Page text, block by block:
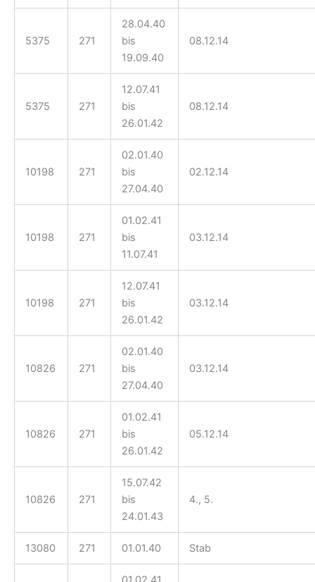
5375 271
28.04.40
bis
19.09.40
08.12.14
5375 271
12.07.41
bis
26.01.42
08.12.14
10198 271
02.01.40
bis
27.04.40
02.12.14
10198 271
01.02.41
bis
11.07.41
03.12.14
10198 271
12.07.41
bis
26.01.42
03.12.14
10826 271
02.01.40
bis
27.04.40
03.12.14
10826 271
01.02.41
bis
26.01.42
05.12.14
10826 271
15.07.42
bis
24.01.43
4., 5.
13080 271 01.01.40 Stab